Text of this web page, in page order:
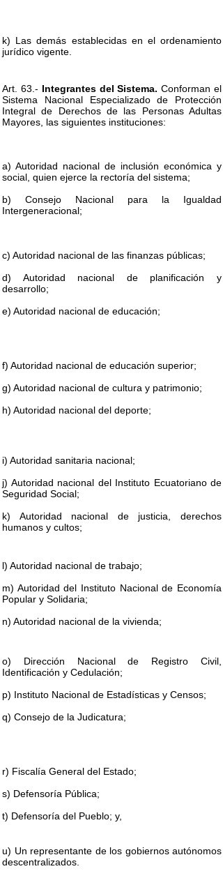
k) Las demás establecidas en el ordenamiento
jurídico vigente.
Art. 63.- Integrantes del Sistema. Conforman el
Sistema Nacional Especializado de Protección
Integral de Derechos de las Personas Adultas
Mayores, las siguientes instituciones:
a) Autoridad nacional de inclusión económica y
social, quien ejerce la rectoría del sistema;
b) Consejo Nacional para la Igualdad
Intergeneracional;
c) Autoridad nacional de las finanzas públicas;
d) Autoridad nacional de planificación y
desarrollo;
e) Autoridad nacional de educación;
f) Autoridad nacional de educación superior;
g) Autoridad nacional de cultura y patrimonio;
h) Autoridad nacional del deporte;
i) Autoridad sanitaria nacional;
j) Autoridad nacional del Instituto Ecuatoriano de
Seguridad Social;
k) Autoridad nacional de justicia, derechos
humanos y cultos;
l) Autoridad nacional de trabajo;
m) Autoridad del Instituto Nacional de Economía
Popular y Solidaria;
n) Autoridad nacional de la vivienda;
o) Dirección Nacional de Registro Civil,
Identificación y Cedulación;
p) Instituto Nacional de Estadísticas y Censos;
q) Consejo de la Judicatura;
r) Fiscalía General del Estado;
s) Defensoría Pública;
t) Defensoría del Pueblo; y,
u) Un representante de los gobiernos autónomos
descentralizados.